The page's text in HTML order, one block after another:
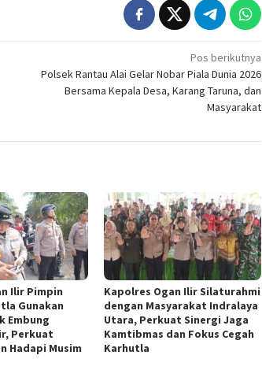
Pos berikutnya
Polsek Rantau Alai Gelar Nobar Piala Dunia 2026
Bersama Kepala Desa, Karang Taruna, dan
Masyarakat
Ilir Pimpin
Gunakan
Embung
Perkuat
Hadapi Musim
Kapolres Ogan Ilir Silaturahmi
dengan Masyarakat Indralaya
Utara, Perkuat Sinergi Jaga
Kamtibmas dan Fokus Cegah
Karhutla